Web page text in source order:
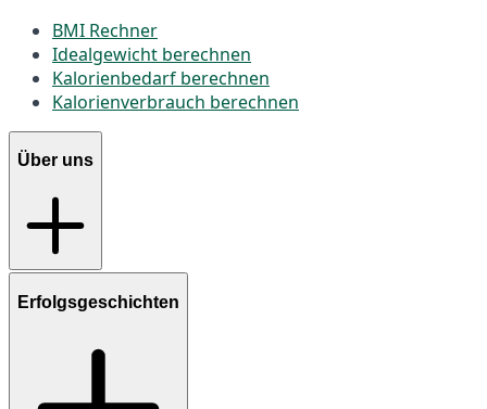
BMI Rechner
Idealgewicht berechnen
Kalorienbedarf berechnen
Kalorienverbrauch berechnen
Über uns
Erfolgsgeschichten